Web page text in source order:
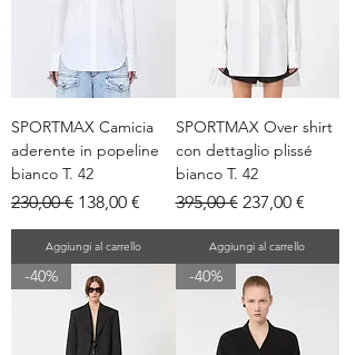
SPORTMAX Camicia
aderente in popeline
bianco T. 42
Prezzo regolare
230,00 € Prezzo scontato
138,00 €
Aggiungi al carrello
SPORTMAX Over shirt
con dettaglio plissé
bianco T. 42
Prezzo regolare
395,00 € Prezzo scontato
237,00 €
Aggiungi al carrello
-40% -40%